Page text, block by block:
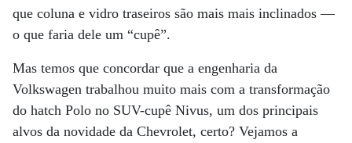
que coluna e vidro traseiros são mais mais inclinados —
o que faria dele um “cupê”.
Mas temos que concordar que a engenharia da
Volkswagen trabalhou muito mais com a transformação
do hatch Polo no SUV-cupê Nivus, um dos principais
alvos da novidade da Chevrolet, certo? Vejamos a